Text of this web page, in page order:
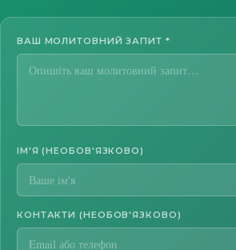
ВАШ МОЛИТОВНИЙ ЗАПИТ *
ІМ'Я (НЕОБОВ'ЯЗКОВО)
КОНТАКТИ (НЕОБОВ'ЯЗКОВО)